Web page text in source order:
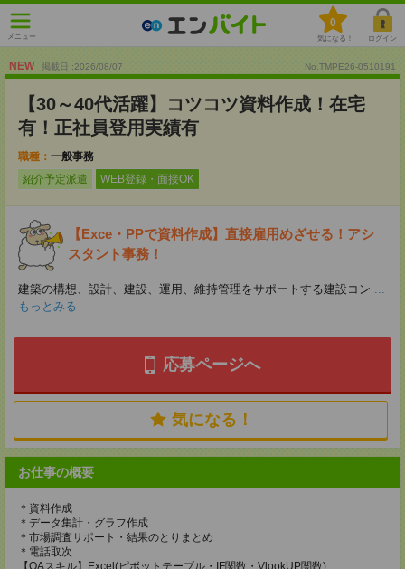
メニュー
0
気になる！ ログイン
NEW 掲載日 :2026/08/07 No.TMPE26-0510191
【30～40代活躍】コツコツ資料作成！在宅
有！正社員登用実績有
職種： 一般事務
紹介予定派遣
WEB登録・面接OK
【Exce・PPで資料作成】直接雇用めざせる！アシ
スタント事務！
建築の構想、設計、建設、運用、維持管理をサポートする建設コン ...
もっとみる
応募ページへ
気になる！
お仕事の概要
＊資料作成
＊データ集計・グラフ作成
＊市場調査サポート・結果のとりまとめ
＊電話取次
【OAスキル】Excel(ピボットテーブル・IF関数・VlookUP関数)